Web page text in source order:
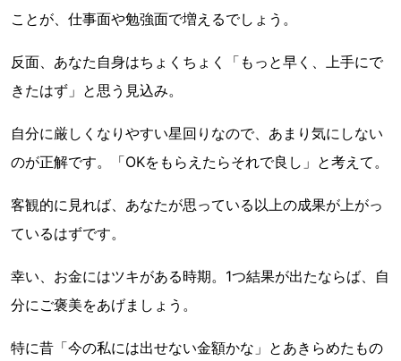
ことが、仕事面や勉強面で増えるでしょう。
反面、あなた自身はちょくちょく「もっと早く、上手にで
きたはず」と思う見込み。
自分に厳しくなりやすい星回りなので、あまり気にしない
のが正解です。「OKをもらえたらそれで良し」と考えて。
客観的に見れば、あなたが思っている以上の成果が上がっ
ているはずです。
幸い、お金にはツキがある時期。1つ結果が出たならば、自
分にご褒美をあげましょう。
特に昔「今の私には出せない金額かな」とあきらめたもの